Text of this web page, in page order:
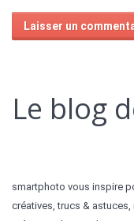
Le blog
smartphoto vous inspire
créatives, trucs &